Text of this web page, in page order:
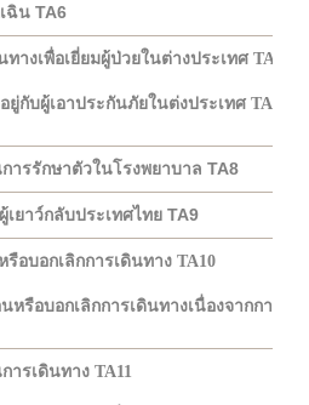
ฉิน TA6
างเพื่อเยี่ยมผู้ป่วยในต่างประเทศ TA7
กับผู้เอาประกันภัยในต่งประเทศ TA7
ารรักษาตัวในโรงพยาบาล TA8
เยาว์กลับประเทศไทย TA9
อบอกเลิกการเดินทาง TA10
หรือบอกเลิกการเดินทางเนื่องจากการปิ
ารเดินทาง TA11